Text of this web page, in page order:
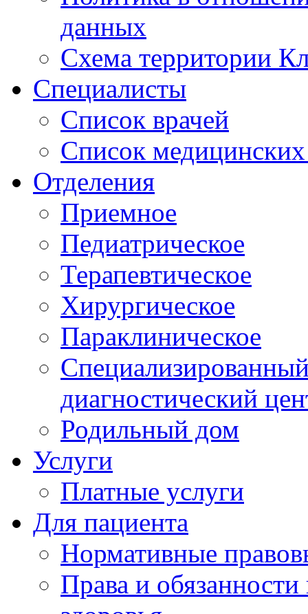
данных
Схема территории
Специалисты
Список врачей
Список медицинских
Отделения
Приемное
Педиатрическое
Терапевтическое
Хирургическое
Параклиническое
диагностический
Родильный дом
Услуги
Платные услуги
Для пациента
Нормативные
Права и